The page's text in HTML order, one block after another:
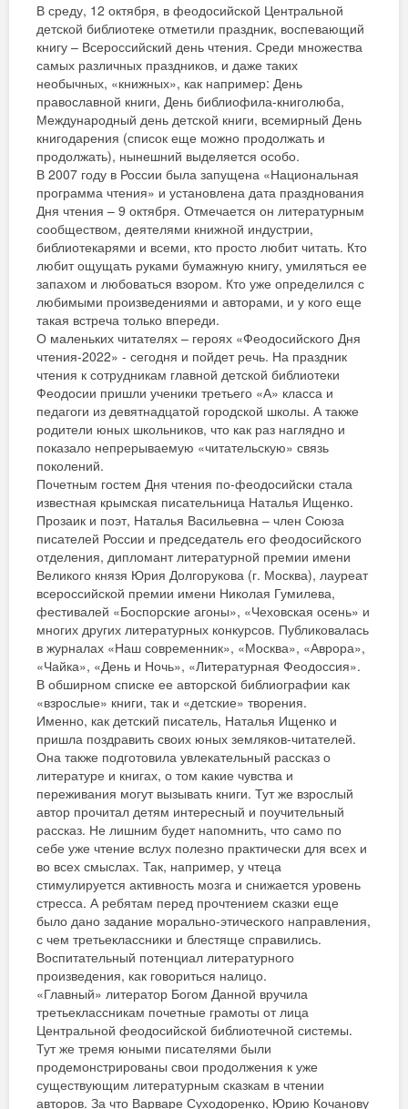
В среду, 12 октября, в феодосийской Центральной
детской библиотеке отметили праздник, воспевающий
книгу – Всероссийский день чтения. Среди множества
самых различных праздников, и даже таких
необычных, «книжных», как например: День
православной книги, День библиофила-книголюба,
Международный день детской книги, всемирный День
книгодарения (список еще можно продолжать и
продолжать), нынешний выделяется особо.
В 2007 году в России была запущена «Национальная
программа чтения» и установлена дата празднования
Дня чтения – 9 октября. Отмечается он литературным
сообществом, деятелями книжной индустрии,
библиотекарями и всеми, кто просто любит читать. Кто
любит ощущать руками бумажную книгу, умиляться ее
запахом и любоваться взором. Кто уже определился с
любимыми произведениями и авторами, и у кого еще
такая встреча только впереди.
О маленьких читателях – героях «Феодосийского Дня
чтения-2022» - сегодня и пойдет речь. На праздник
чтения к сотрудникам главной детской библиотеки
Феодосии пришли ученики третьего «А» класса и
педагоги из девятнадцатой городской школы. А также
родители юных школьников, что как раз наглядно и
показало непрерываемую «читательскую» связь
поколений.
Почетным гостем Дня чтения по-феодосийски стала
известная крымская писательница Наталья Ищенко.
Прозаик и поэт, Наталья Васильевна – член Союза
писателей России и председатель его феодосийского
отделения, дипломант литературной премии имени
Великого князя Юрия Долгорукова (г. Москва), лауреат
всероссийской премии имени Николая Гумилева,
фестивалей «Боспорские агоны», «Чеховская осень» и
многих других литературных конкурсов. Публиковалась
в журналах «Наш современник», «Москва», «Аврора»,
«Чайка», «День и Ночь», «Литературная Феодоссия».
В обширном списке ее авторской библиографии как
«взрослые» книги, так и «детские» творения.
Именно, как детский писатель, Наталья Ищенко и
пришла поздравить своих юных земляков-читателей.
Она также подготовила увлекательный рассказ о
литературе и книгах, о том какие чувства и
переживания могут вызывать книги. Тут же взрослый
автор прочитал детям интересный и поучительный
рассказ. Не лишним будет напомнить, что само по
себе уже чтение вслух полезно практически для всех и
во всех смыслах. Так, например, у чтеца
стимулируется активность мозга и снижается уровень
стресса. А ребятам перед прочтением сказки еще
было дано задание морально-этического направления,
с чем третьеклассники и блестяще справились.
Воспитательный потенциал литературного
произведения, как говориться налицо.
«Главный» литератор Богом Данной вручила
третьеклассникам почетные грамоты от лица
Центральной феодосийской библиотечной системы.
Тут же тремя юными писателями были
продемонстрированы свои продолжения к уже
существующим литературным сказкам в чтении
авторов. За что Варваре Суходоренко, Юрию Кочанову